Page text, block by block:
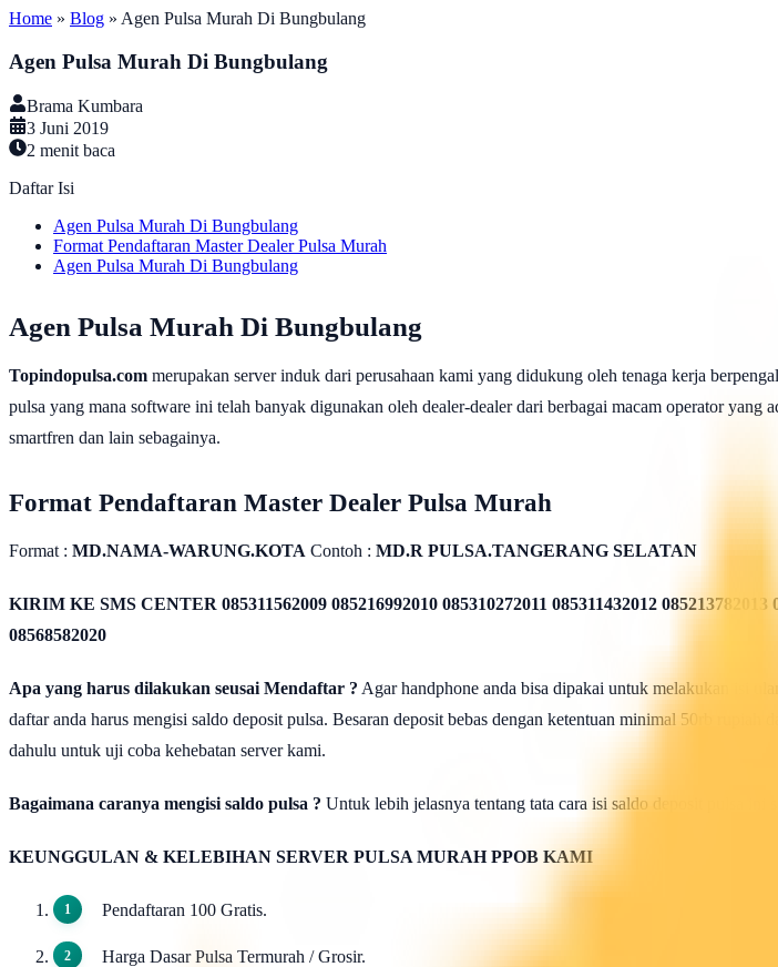
Home » Blog » Agen Pulsa Murah Di Bungbulang
Agen Pulsa Murah Di Bungbulang
Brama Kumbara
3 Juni 2019
2 menit baca
Daftar Isi
Agen Pulsa Murah Di Bungbulang
Format Pendaftaran Master Dealer Pulsa Murah
Agen Pulsa Murah Di Bungbulang
Agen Pulsa Murah Di Bungbulang
Topindopulsa.com merupakan server induk dari perusahaan kami yang didukung oleh tenaga kerja
pulsa yang mana software ini telah banyak digunakan oleh dealer-dealer dari berbagai macam operator
smartfren dan lain sebagainya.
Format Pendaftaran Master Dealer Pulsa Murah
Format : MD.NAMA-WARUNG.KOTA Contoh : MD.R PULSA.TANGERANG SELATAN
KIRIM KE SMS CENTER 085311562009 085216992010 085310272011 085311432012
08568582020
Apa yang harus dilakukan seusai Mendaftar ? Agar handphone anda bisa dipakai untuk melakukan isi
daftar anda harus mengisi saldo deposit pulsa. Besaran deposit bebas dengan ketentuan minimal 50rb
dahulu untuk uji coba kehebatan server kami.
Bagaimana caranya mengisi saldo pulsa ? Untuk lebih jelasnya tentang tata cara isi saldo deposit pulsa ini
KEUNGGULAN & KELEBIHAN SERVER PULSA MURAH PPOB KAMI
Pendaftaran 100 Gratis.
Harga Dasar Pulsa Termurah / Grosir.